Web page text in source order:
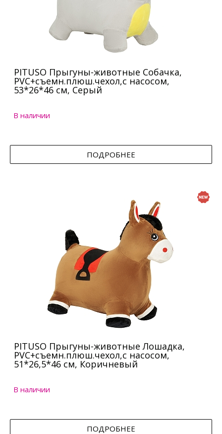
PITUSO Прыгуны-животные Собачка,
PVC+съемн.плюш.чехол,с насосом,
53*26*46 см, Серый
В наличии
ПОДРОБНЕЕ
PITUSO Прыгуны-животные Лошадка,
PVC+съемн.плюш.чехол,с насосом,
51*26,5*46 см, Коричневый
В наличии
ПОДРОБНЕЕ